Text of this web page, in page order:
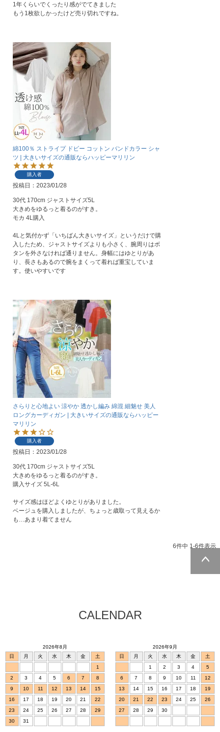
1年くらいでくったり感がでてきました
もう1枚欲しかったけど売り切れですね。
綿100％ ストライプ ドビー コットン バンドカラー シャ
ツ | 大きいサイズの通販ならハッピーマリリン
購入者
投稿日 2023/01/28
30代 170cm ジャストサイズ5L
大きめをゆるっと着るのがすき。
モカ 4L購入
4Lと気付かず「いちばん大きいサイズ」というだけで購
入したため、ジャストサイズよりも小さく、腕周りはボ
タンを外さなければ通りません。身幅にはゆとりがあ
り、長さもあるので腕をまくって着れば重宝していま
さらりと心地よい 涼やか 透かし編み 綿混 細魅せ 美人
ロングカーディガン | 大きいサイズの通販ならハッピー
マリリン
購入者
投稿日 2023/01/28
30代 170cm ジャストサイズ5L
大きめをゆるっと着るのがすき。
購入サイズ 5L-6L
サイズ感はほどよくゆとりがありました。
ベージュを購入しましたが、ちょっと歳取って見えるか
も…あまり着てません
6件中 1-6件表示
CALENDAR
2026年8月
日
月 火 水 木 金
土
1
2
3 4 5 6 7
8
9
10 11 12 13 14
15
16
17 18 19 20 21
22
23
24 25 26 27 28
29
30
31
2026年9月
日
月 火 水 木 金
土
1
2 3 4
5
6
7 8 9 10 11
12
13
14 15 16 17 18
19
20
21 22 23 24 25
26
27
28 29 30